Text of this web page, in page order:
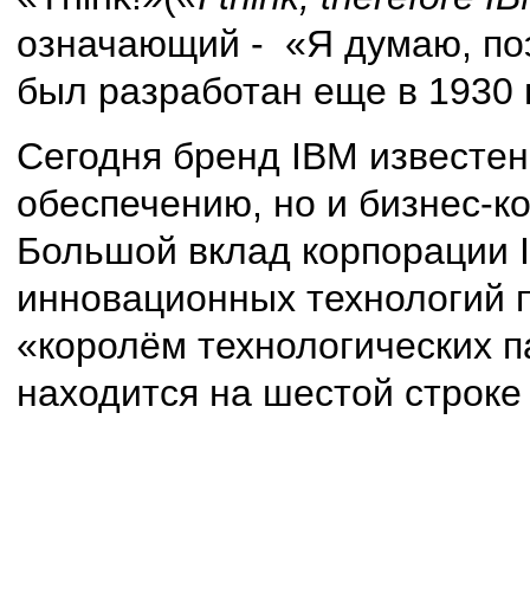
означающий - «Я думаю,
был разработан еще в 1930
Сегодня бренд IBM
обеспечению, но и бизнес-
Большой вклад корпорации
инновационных технологий
«королём технологических
находится на шестой